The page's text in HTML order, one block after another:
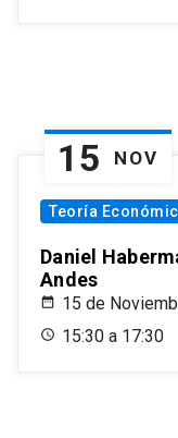
15 NOV
Teoría
Daniel
Andes
15 de
15:30 a 17:30